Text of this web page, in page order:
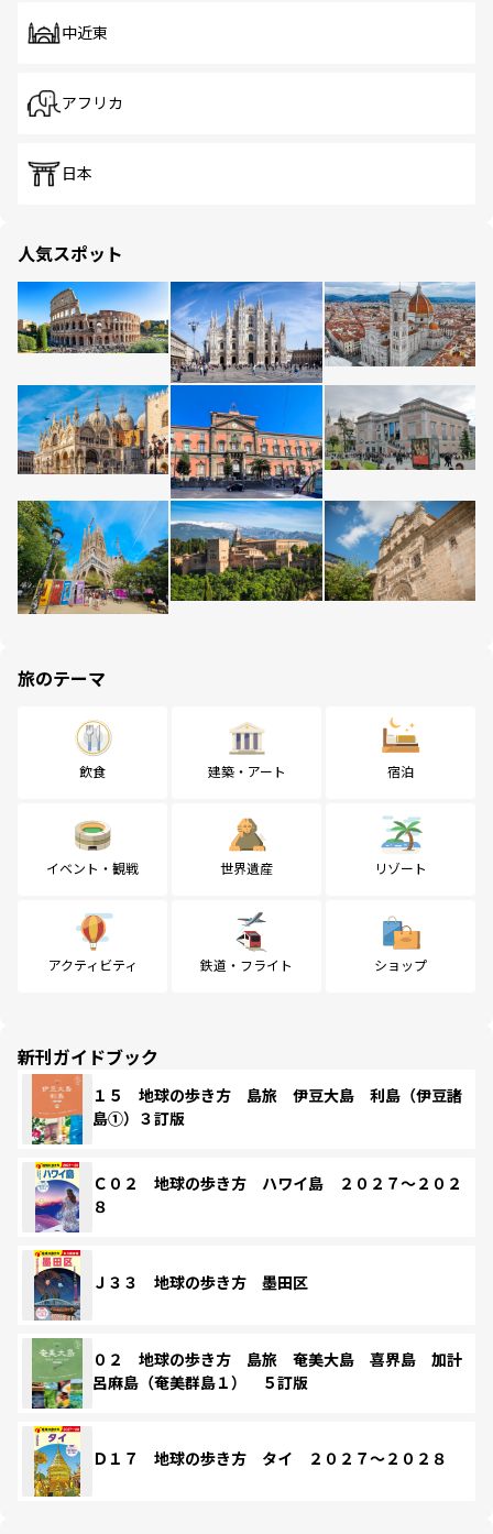
中近東
アフリカ
日本
人気スポット
旅のテーマ
飲食 建築・アート 宿泊
イベント・観戦 世界遺産 リゾート
アクティビティ 鉄道・フライト ショップ
新刊ガイドブック
１５ 地球の歩き方 島旅 伊豆大島 利島（伊豆諸
島①）３訂版
Ｃ０２ 地球の歩き方 ハワイ島 ２０２７～２０２
８
Ｊ３３ 地球の歩き方 墨田区
０２ 地球の歩き方 島旅 奄美大島 喜界島 加計
呂麻島（奄美群島１） ５訂版
Ｄ１７ 地球の歩き方 タイ ２０２７～２０２８